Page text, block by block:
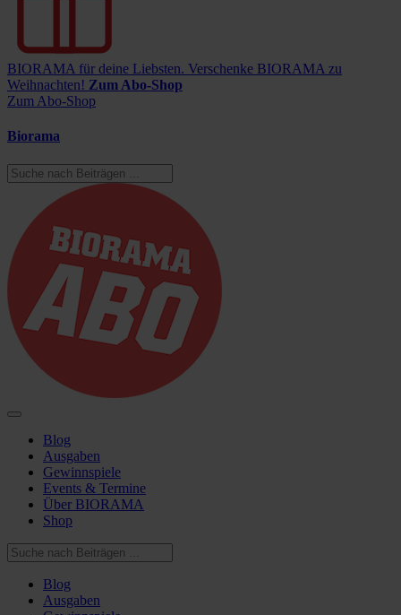
BIORAMA für deine Liebsten. Verschenke BIORAMA zu
Weihnachten! Zum Abo-Shop
Zum Abo-Shop
Biorama
Blog
Ausgaben
Gewinnspiele
Events & Termine
Über BIORAMA
Shop
Blog
Ausgaben